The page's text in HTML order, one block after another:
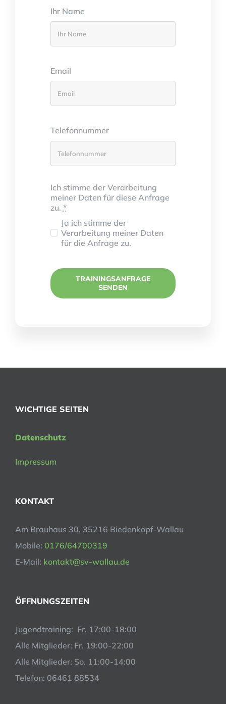
Ihr Name
Email
Telefonnummer
Ich stimme der Verarbeitung
meiner Daten für diese Anfrage
zu. *
Ja ich stimme der
Verarbeitung meiner Daten
für die Anfrage zu.
TRAININGSANFRAGE
SENDEN
WICHTIGE SEITEN
Datenschutz
Impressum
KONTAKT
Am Brauhaus 30, 35216 Biedenkopf-Wallau
Mobile: 0176/64700319
E-Mail: kontakt@sv-wallau.de
ÖFFNUNGSZEITEN
Jugendtraining: Fr. 17:00-18:00
Alle Mitglieder: Fr. 19:00-22:00
Alle Mitglieder: So. 11:00-14:00
Telefon: 06461 88534